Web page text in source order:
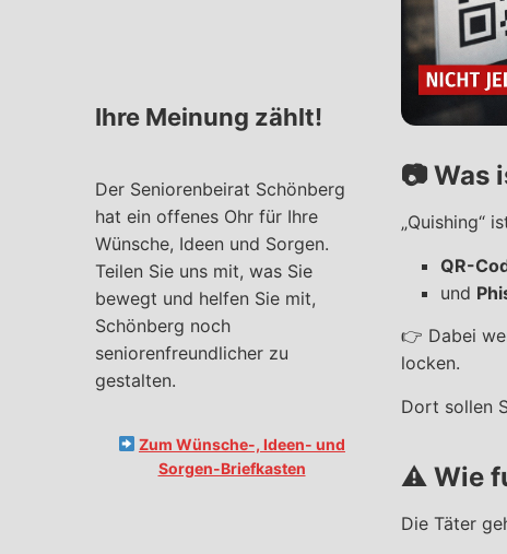
Ihre Meinung zählt!
Der Seniorenbeirat Schönberg
hat ein offenes Ohr für Ihre
Wünsche, Ideen und Sorgen.
Teilen Sie uns mit, was Sie
bewegt und helfen Sie mit,
Schönberg noch
seniorenfreundlicher zu
gestalten.
Zum Wünsche-, Ideen- und
Sorgen-Briefkasten
📷 Was
„Quishing“
QR-
und
👉 Dabei
locken.
Dort sollen
⚠️ Wie
Die Täter